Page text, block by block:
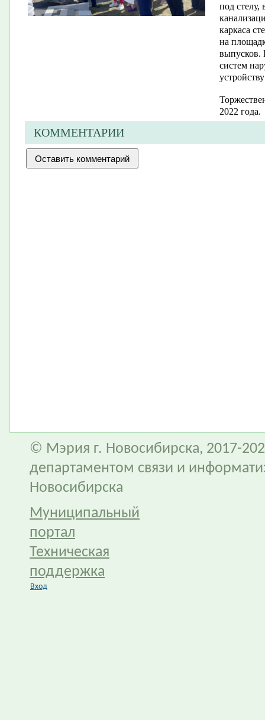
под стелу,
каркаса
на
выпусков.
систем
2022 года.
КОММЕНТАРИИ
© Мэрия г. Новосибирска, 2017-
департаментом связи и
Новосибирска
Муниципальный
портал
Техническая
поддержка
Вход